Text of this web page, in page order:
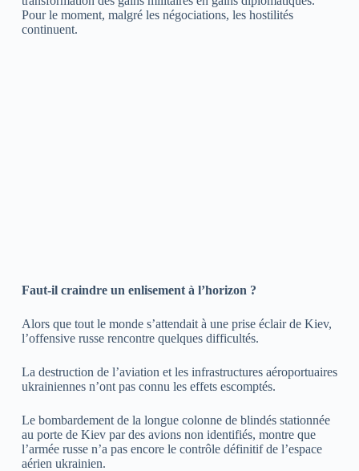
Pour le moment, malgré les négociations, les hostilités
continuent.
Faut-il craindre un enlisement à l’horizon ?
Alors que tout le monde s’attendait à une prise éclair de Kiev,
l’offensive russe rencontre quelques difficultés.
La destruction de l’aviation et les infrastructures aéroportuaires
ukrainiennes n’ont pas connu les effets escomptés.
Le bombardement de la longue colonne de blindés stationnée
au porte de Kiev par des avions non identifiés, montre que
l’armée russe n’a pas encore le contrôle définitif de l’espace
aérien ukrainien.